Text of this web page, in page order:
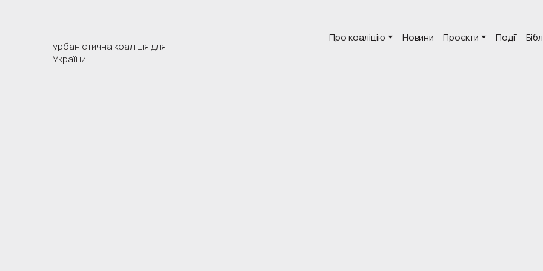
урбаністична коаліція для
України
Про коаліцію Новини Проєкти Події